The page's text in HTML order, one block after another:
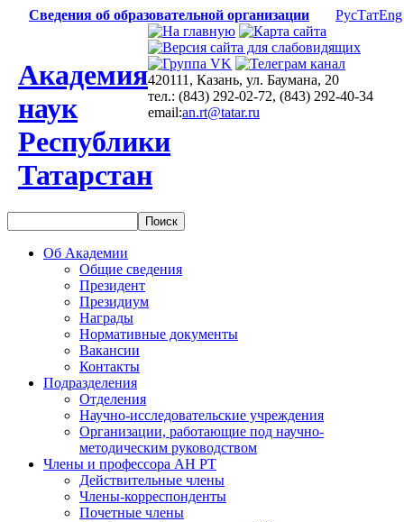
Сведения об образовательной организации РусТатEng
Академия
наук
Республики
Татарстан
420111, Казань, ул. Баумана, 20
тел.: (843) 292-02-72, (843) 292-40-34
email:an.rt@tatar.ru
Об Академии
Общие сведения
Президент
Президиум
Награды
Нормативные документы
Вакансии
Контакты
Подразделения
Отделения
Научно-исследовательские учреждения
Организации, работающие под научно-
методическим руководством
Члены и профессора АН РТ
Действительные члены
Члены-корреспонденты
Почетные члены